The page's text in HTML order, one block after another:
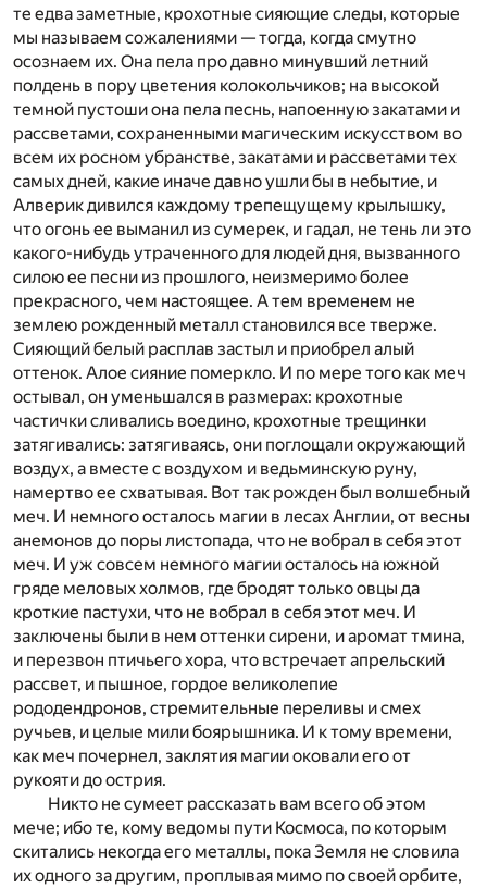
те едва заметные, крохотные сияющие следы, которые
мы называем сожалениями — тогда, когда смутно
осознаем их. Она пела про давно минувший летний
полдень в пору цветения колокольчиков; на высокой
темной пустоши она пела песнь, напоенную закатами и
рассветами, сохраненными магическим искусством во
всем их росном убранстве, закатами и рассветами тех
самых дней, какие иначе давно ушли бы в небытие, и
Алверик дивился каждому трепещущему крылышку,
что огонь ее выманил из сумерек, и гадал, не тень ли это
какого-нибудь утраченного для людей дня, вызванного
силою ее песни из прошлого, неизмеримо более
прекрасного, чем настоящее. А тем временем не
землею рожденный металл становился все тверже.
Сияющий белый расплав застыл и приобрел алый
оттенок. Алое сияние померкло. И по мере того как меч
остывал, он уменьшался в размерах: крохотные
частички сливались воедино, крохотные трещинки
затягивались: затягиваясь, они поглощали окружающий
воздух, а вместе с воздухом и ведьминскую руну,
намертво ее схватывая. Вот так рожден был волшебный
меч. И немного осталось магии в лесах Англии, от весны
анемонов до поры листопада, что не вобрал в себя этот
меч. И уж совсем немного магии осталось на южной
гряде меловых холмов, где бродят только овцы да
кроткие пастухи, что не вобрал в себя этот меч. И
заключены были в нем оттенки сирени, и аромат тмина,
и перезвон птичьего хора, что встречает апрельский
рассвет, и пышное, гордое великолепие
рододендронов, стремительные переливы и смех
ручьев, и целые мили боярышника. И к тому времени,
как меч почернел, заклятия магии оковали его от
рукояти до острия.
Никто не сумеет рассказать вам всего об этом
мече; ибо те, кому ведомы пути Космоса, по которым
скитались некогда его металлы, пока Земля не словила
их одного за другим, проплывая мимо по своей орбите,